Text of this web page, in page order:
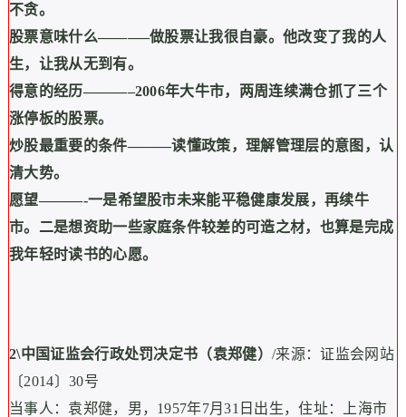
不贪。
股票意味什么———–做股票让我很自豪。他改变了我的人
生，让我从无到有。
得意的经历———–2006年大牛市，两周连续满仓抓了三个
涨停板的股票。
炒股最重要的条件———读懂政策，理解管理层的意图，认
清大势。
愿望———-一是希望股市未来能平稳健康发展，再续牛
市。二是想资助一些家庭条件较差的可造之材，也算是完成
我年轻时读书的心愿。
2\中国证监会行政处罚决定书（袁郑健）/来源：证监会网站
〔2014〕30号
当事人：袁郑健，男，1957年7月31日出生，住址：上海市